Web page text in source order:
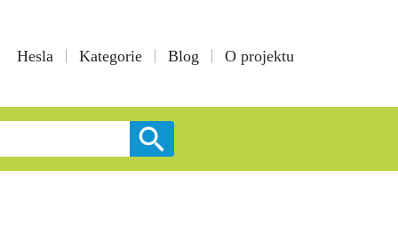
Hesla Kategorie Blog O projektu